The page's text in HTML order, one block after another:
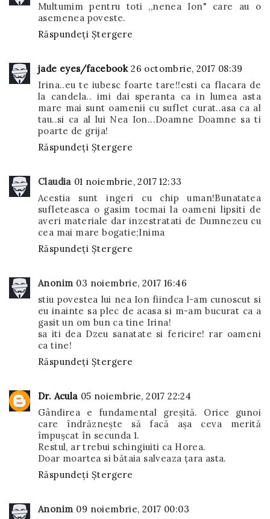
Multumim pentru toti ,,nenea Ion" care au o
asemenea poveste.
Răspundeți Ștergere
jade eyes/facebook 26 octombrie, 2017 08:39
Irina..eu te iubesc foarte tare!!esti ca flacara de
la candela.. imi dai speranta ca in lumea asta
mare mai sunt oamenii cu suflet curat..asa ca al
tau..si ca al lui Nea Ion...Doamne Doamne sa ti
poarte de grija!
Răspundeți Ștergere
Claudia 01 noiembrie, 2017 12:33
Acestia sunt ingeri cu chip uman!Bunatatea
sufleteasca o gasim tocmai la oameni lipsiti de
averi materiale dar inzestratati de Dumnezeu cu
cea mai mare bogatie;Inima
Răspundeți Ștergere
Anonim 03 noiembrie, 2017 16:46
stiu povestea lui nea Ion fiindca l-am cunoscut si
eu inainte sa plec de acasa si m-am bucurat ca a
gasit un om bun ca tine Irina!
sa iti dea Dzeu sanatate si fericire! rar oameni
ca tine!
Răspundeți Ștergere
Dr. Acula 05 noiembrie, 2017 22:24
Gândirea e fundamental greșită. Orice gunoi
care îndrăznește să facă așa ceva merită
împușcat în secunda 1.
Restul, ar trebui schingiuiti ca Horea.
Doar moartea si bătaia salveaza țara asta.
Răspundeți Ștergere
Anonim 09 noiembrie, 2017 00:03